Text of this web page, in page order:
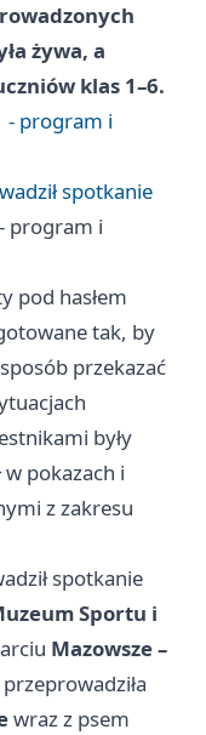
żywa, a
klas 1–6.
- program i
spotkanie
program i
pod hasłem
tak, by
przekazać
były
w pokazach i
z zakresu
spotkanie
Sportu i
Mazowsze –
wraz z psem